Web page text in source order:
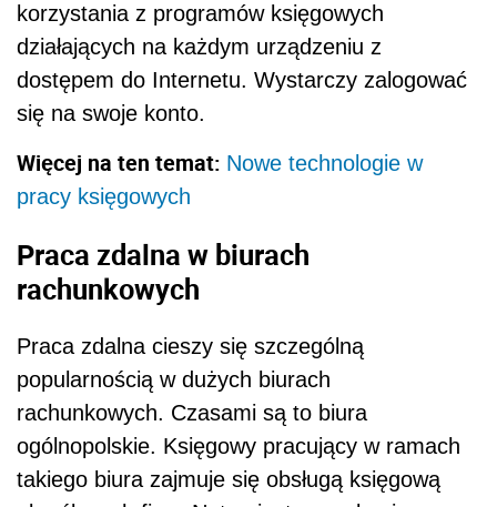
korzystania z programów księgowych
działających na każdym urządzeniu z
dostępem do Internetu. Wystarczy zalogować
się na swoje konto.
Więcej na ten temat: Nowe technologie w
pracy księgowych
Praca zdalna w biurach
rachunkowych
Praca zdalna cieszy się szczególną
popularnością w dużych biurach
rachunkowych. Czasami są to biura
ogólnopolskie. Księgowy pracujący w ramach
takiego biura zajmuje się obsługą księgową